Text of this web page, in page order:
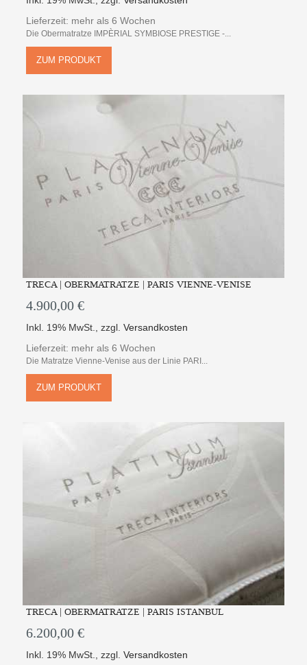
Lieferzeit: mehr als 6 Wochen
Die Obermatratze IMPÈRIAL SYMBIOSE PRESTIGE -...
ZUM PRODUKT
TRECA | OBERMATRATZE | PARIS VIENNE-VENISE
4.900,00 €
Inkl. 19% MwSt. ,zzgl.Versandkosten
Lieferzeit: mehr als 6 Wochen
Die Matratze Vienne-Venise aus der Linie PARI...
ZUM PRODUKT
TRECA | OBERMATRATZE | PARIS ISTANBUL
6.200,00 €
Inkl. 19% MwSt. ,zzgl.Versandkosten